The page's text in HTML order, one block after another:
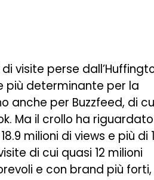
visite perse
più determinante per la
anche per Buzzfeed, di
Ma il crollo ha riguardato
milioni di views e più di
di cui quasi 12 milioni
e con brand più forti,